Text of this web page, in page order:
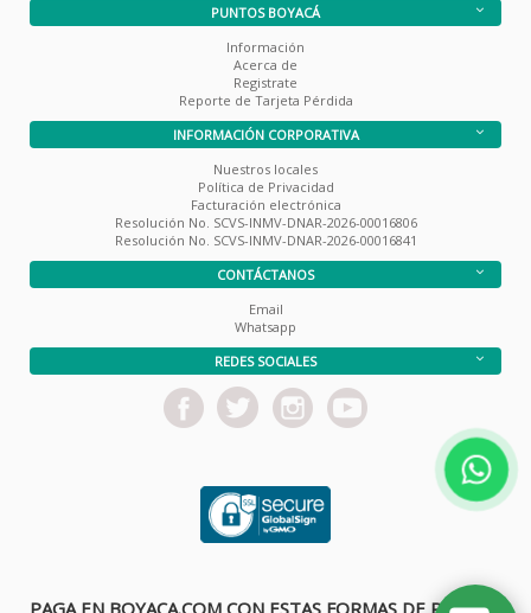
PUNTOS BOYACÁ
Información
Acerca de
Registrate
Reporte de Tarjeta Pérdida
INFORMACIÓN CORPORATIVA
Nuestros locales
Política de Privacidad
Facturación electrónica
Resolución No. SCVS-INMV-DNAR-2026-00016806
Resolución No. SCVS-INMV-DNAR-2026-00016841
CONTÁCTANOS
Email
Whatsapp
REDES SOCIALES
PAGA EN BOYACA.COM CON ESTAS FORMAS DE PAGO